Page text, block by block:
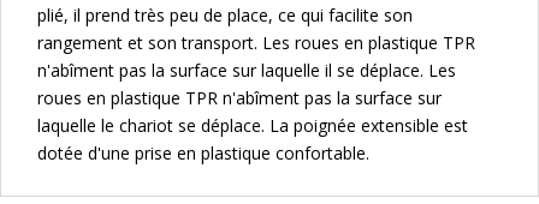
plié, il prend très peu de place, ce qui facilite son
rangement et son transport. Les roues en plastique TPR
n'abîment pas la surface sur laquelle il se déplace. Les
roues en plastique TPR n'abîment pas la surface sur
laquelle le chariot se déplace. La poignée extensible est
dotée d'une prise en plastique confortable.